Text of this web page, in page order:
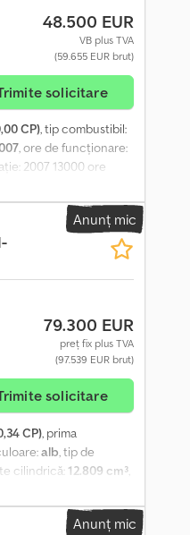
48.500 EUR
VB plus TVA
(59.655 EUR brut)
solicitare
CP), tip combustibil:
, ore de funcționare:
2007 13000 ore
323 cm Sistem
Anunț mic
79.300 EUR
preț fix plus TVA
(97.539 EUR brut)
solicitare
CP), prima
alb , tip de
cilindrică:12.809 cm³
optimizat pentru
Transmisie automată
Anunț mic